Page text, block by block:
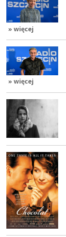
» więcej
» więcej